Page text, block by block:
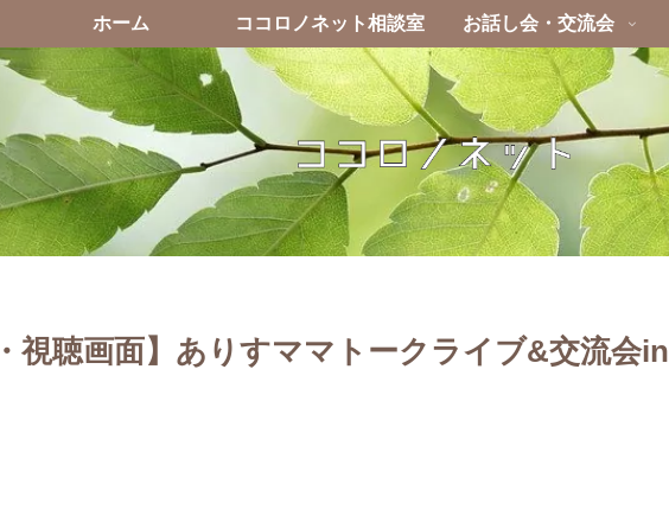
ホーム ココロノネット相談室 お話し会・交流会
視聴画面】ありすママトークライブ&交流会in